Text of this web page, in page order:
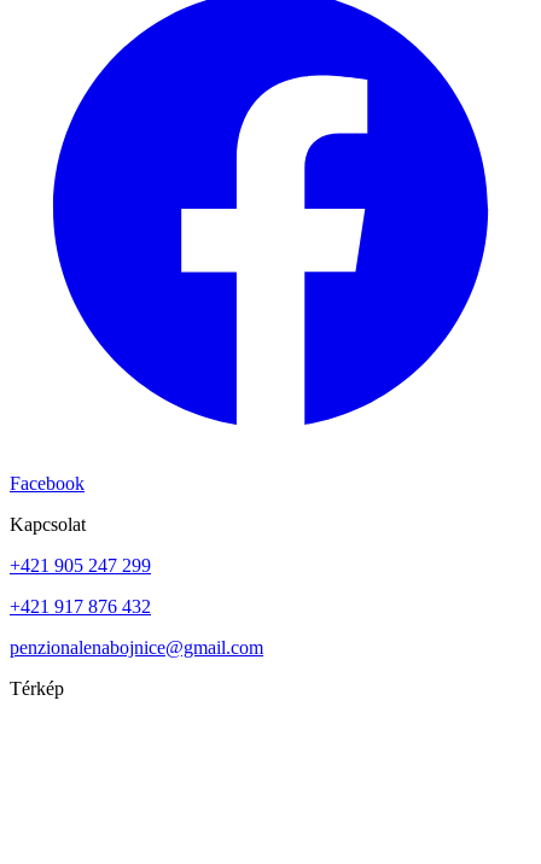
Facebook
Kapcsolat
+421 905 247 299
+421 917 876 432
penzionalenabojnice@gmail.com
Térkép